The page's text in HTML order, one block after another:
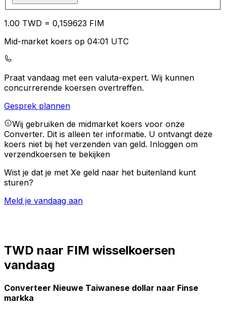
1.00 TWD = 0,159623 FIM
Mid-market koers op 04:01 UTC
Praat vandaag met een valuta-expert. Wij kunnen
concurrerende koersen overtreffen.
Gesprek plannen
Wij gebruiken de midmarket koers voor onze
Converter. Dit is alleen ter informatie. U ontvangt deze
koers niet bij het verzenden van geld. Inloggen om
verzendkoersen te bekijken
Wist je dat je met Xe geld naar het buitenland kunt
sturen?
Meld je vandaag aan
TWD naar FIM wisselkoersen
vandaag
Converteer Nieuwe Taiwanese dollar naar Finse
markka